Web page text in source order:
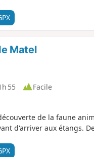
Matel
55
Facile
de la faune
d'arriver aux étangs.